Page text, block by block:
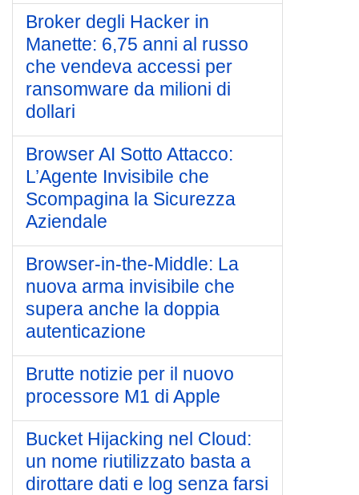
Broker degli Hacker in
Manette: 6,75 anni al russo
che vendeva accessi per
ransomware da milioni di
dollari
Browser AI Sotto Attacco:
L’Agente Invisibile che
Scompagina la Sicurezza
Aziendale
Browser-in-the-Middle: La
nuova arma invisibile che
supera anche la doppia
autenticazione
Brutte notizie per il nuovo
processore M1 di Apple
Bucket Hijacking nel Cloud:
un nome riutilizzato basta a
dirottare dati e log senza farsi